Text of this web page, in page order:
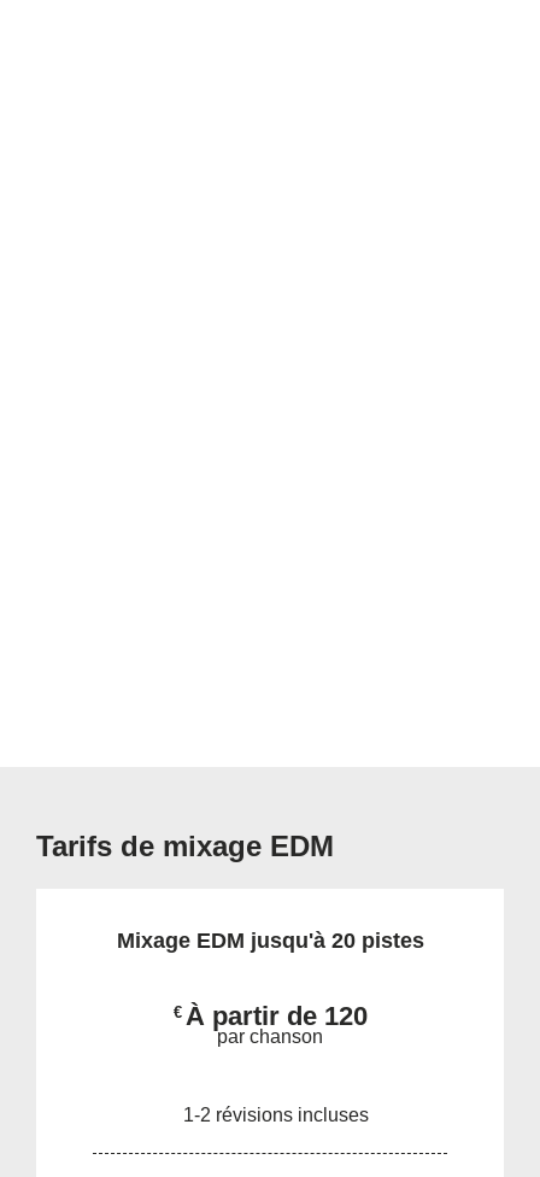
Tarifs de mixage EDM
Mixage EDM jusqu'à 20 pistes
€ À partir de 120
par chanson
1-2 révisions incluses